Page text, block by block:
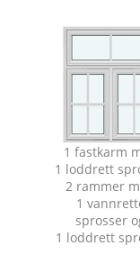
1 fastkarm
1 loddrett
2 rammer
1
sprosser
1 loddrett